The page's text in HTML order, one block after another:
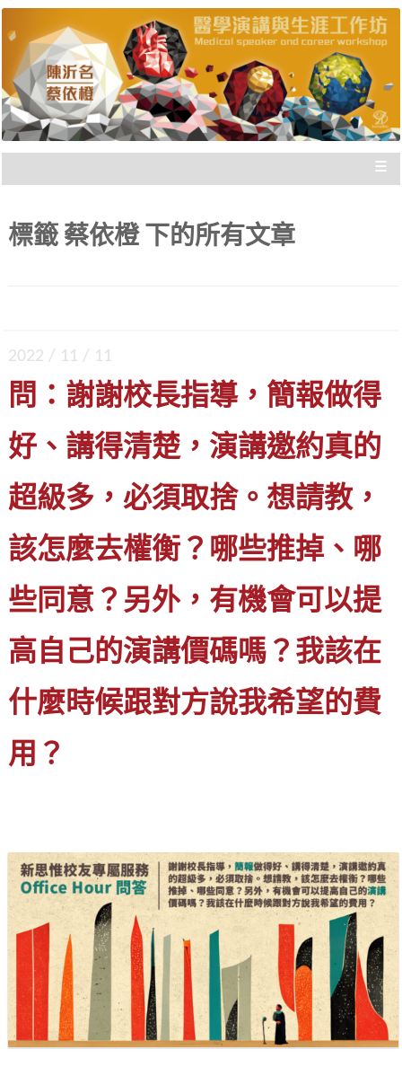
醫學演講與生涯工作坊 |
新思惟國際
陳沂名醫師與蔡依橙醫師，把國際參與經驗歸
納，與您分享，給您走向國際的實際建議，刻畫
出「不枉此生」的專業經歷！
≡
標籤 蔡依橙下的所有文章
2022 / 11 / 11
問：謝謝校長指導，簡報做得
好、講得清楚，演講邀約真的
超級多，必須取捨。想請教，
該怎麼去權衡？哪些推掉、哪
些同意？另外，有機會可以提
高自己的演講價碼嗎？我該在
什麼時候跟對方說我希望的費
用？